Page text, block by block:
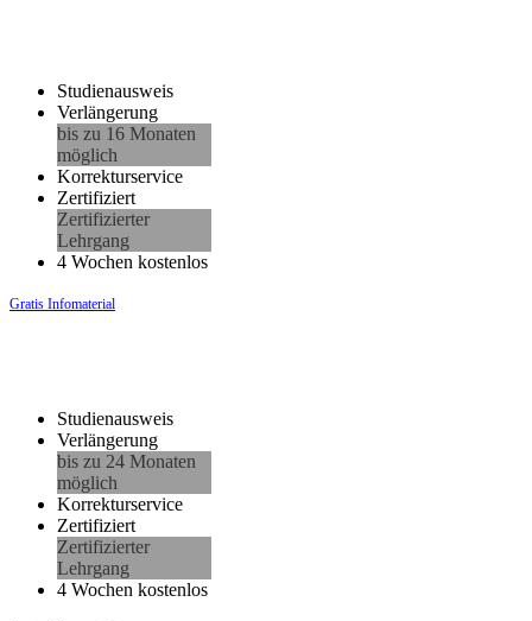
Studienausweis
Verlängerung
bis zu 16 Monaten
möglich
Korrekturservice
Zertifiziert
Zertifizierter
Lehrgang
4 Wochen kostenlos
Gratis Infomaterial
Studienausweis
Verlängerung
bis zu 24 Monaten
möglich
Korrekturservice
Zertifiziert
Zertifizierter
Lehrgang
4 Wochen kostenlos